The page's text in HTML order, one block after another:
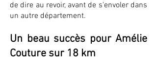
de dire au revoir, avant de s'envoler dans
un autre département.
Un beau succès pour Amélie
Couture sur 18 km